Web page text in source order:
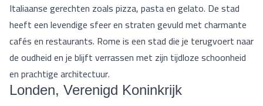
Italiaanse gerechten zoals pizza, pasta en gelato. De stad
heeft een levendige sfeer en straten gevuld met charmante
cafés en restaurants. Rome is een stad die je terugvoert naar
de oudheid en je blijft verrassen met zijn tijdloze schoonheid
en prachtige architectuur.
Londen, Verenigd Koninkrijk